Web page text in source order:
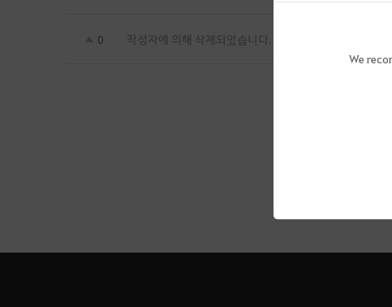
We
작성자에 의해 삭제되었습니다.
0